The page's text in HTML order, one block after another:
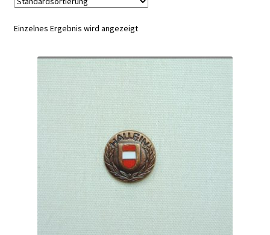
Einzelnes Ergebnis wird angezeigt